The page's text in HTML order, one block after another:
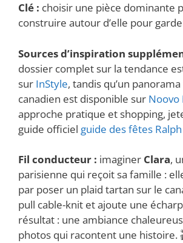
Clé : choisir une pièce dominante
construire autour d’elle pour
Sources d’inspiration
dossier complet sur la tendance
sur InStyle, tandis qu’un
canadien est disponible sur Noovo
approche pratique et shopping,
guide officiel guide des fêtes
Fil conducteur : imaginer Clara,
parisienne qui reçoit sa famille :
par poser un plaid tartan sur le
pull cable-knit et ajoute une
résultat : une ambiance
photos qui racontent une histoire.